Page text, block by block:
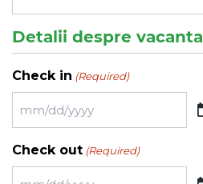
Detalii despre vacanta
Check in (Required)
MM
DD
Check out (Required)